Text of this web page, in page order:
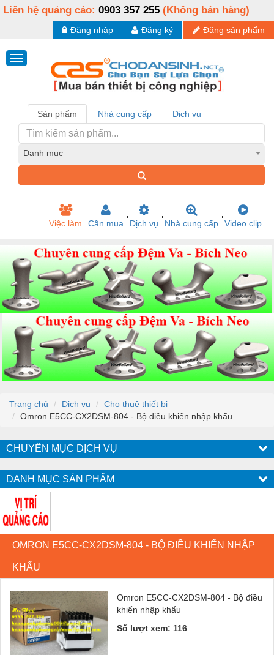
Liên hệ quảng cáo: 0903 357 255 (Không bán hàng)
Đăng sản phẩm
Đăng ký
Đăng nhập
Sản phẩm Nhà cung cấp Dịch vụ
Danh mục
Việc làm Cần mua Dịch vụ Nhà cung cấp Video clip
Trang chủ Dịch vụ
Cho thuê thiết bị
Omron E5CC-CX2DSM-804 - Bộ điều khiển nhập khẩu
CHUYÊN MỤC DỊCH VỤ
DANH MỤC SẢN PHẨM
OMRON E5CC-CX2DSM-804 - BỘ ĐIỀU KHIỂN NHẬP
KHẨU
Omron E5CC-CX2DSM-804 - Bộ điều
khiển nhập khẩu
Số lượt xem: 116